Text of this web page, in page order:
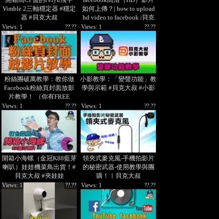
Vimble 2三軸穩定器 #穩定
器 #貝克大叔
如何上傳？| how to upload
hd video to facebook |貝克
粉絲團破萬教學：教你做
Facebook粉絲頁封面放影
片教學！ （你有FREE
STYLE嗎）How to make an
AWESOME Facebook page
cover video|貝克大叔
??.??
Views: 1
小影教學：「變聲功能」教
學與示範 #貝克大叔 #小影
??.??
Views: 1
開箱小海螺（金冠K88藍芽
喇叭）娃娃機菜鳥出貨！#
貝克大叔 #夾娃娃
??.??
Views: 1
領夾式麥克風-手機拍影片
的秘密武器-使用教學與團
購！｜貝克大叔
??.??
Views: 1
??.??
Views: 1 ??.??
Views: 1